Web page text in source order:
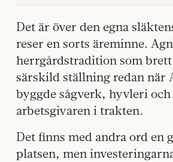
Det är över den egna
reser en sorts äreminne.
herrgårdstradition som
särskild ställning redan när
byggde sågverk, hyvleri
arbetsgivaren i trakten.
Det finns med andra ord en
platsen, men